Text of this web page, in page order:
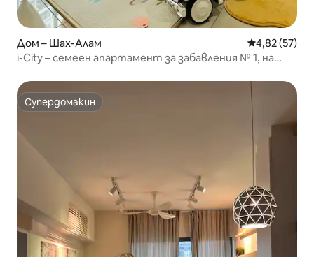
Дом – Шах-Алам Средна
4,82 (57)
i-City – семеен апартамент за забавления № 1, на
Супердомакин
Супердомакин